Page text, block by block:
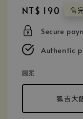
Regular
price
NT$ 190 售
Secure
Authentic
圖案
狐吉大